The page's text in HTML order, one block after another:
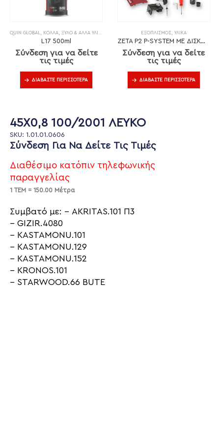
QUIN GLOBAL, ΚΌΛΛΑ,ΞΎΛΟ & ΆΛΛΑ ΥΛΙΚΆ
L17 500ml
Σύνδεση για να δείτε
τις τιμές
ΔΙΑΒΆΣΤΕ ΠΕΡΙΣΣΌΤΕΡΑ
ΕΞΟΠΛΙΣΜΌΣ, ΥΛΙΚΆ
ZETA P2 P-SYSTEM ΜΕ ΔΙΣΚΟ DP (ΔΙΑΜΑΝΤΙ)
Σύνδεση για να δείτε
τις τιμές
ΔΙΑΒΆΣΤΕ ΠΕΡΙΣΣΌΤΕΡΑ
45X0,8 100/2001 ΛΕΥΚΟ
SKU: 1.01.01.0606
Σύνδεση Για Να Δείτε Τις Τιμές
Διαθέσιμο κατόπιν τηλεφωνικής
παραγγελίας
1 ΤΕΜ = 150.00 Μέτρα
Συμβατό με: – AKRITAS.101 Π3
– GIZIR.4080
– KASTAMONU.101
– KASTAMONU.129
– KASTAMONU.152
– KRONOS.101
– STARWOOD.66 BUTE